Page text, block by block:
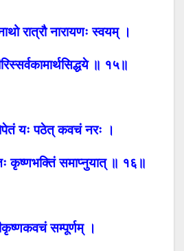
रात्रौ नारायणः स्वयम् ।
॥ १५॥
यः पठेत् कवचं नरः ।
कृष्णभक्तिं समाप्नुयात् ॥ १६॥
सम्पूर्णम् ।